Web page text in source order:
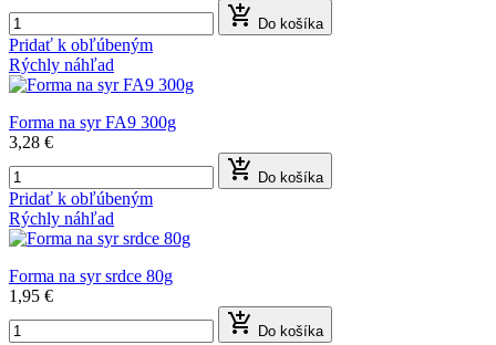
 Do košíka
Pridať k obľúbeným
Rýchly náhľad
Forma na syr FA9 300g
3,28 €
 Do košíka
Pridať k obľúbeným
Rýchly náhľad
Forma na syr srdce 80g
1,95 €
 Do košíka